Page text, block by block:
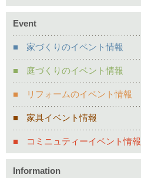
Event
家づくりのイベント情報
庭づくりのイベント情報
リフォームのイベント情報
家具イベント情報
コミニュティーイベント情報
Information